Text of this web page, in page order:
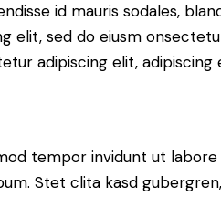
id mauris sodales,
sed do eiusm
adipiscing elit, adipiscing
tempor invidunt ut
Stet clita kasd